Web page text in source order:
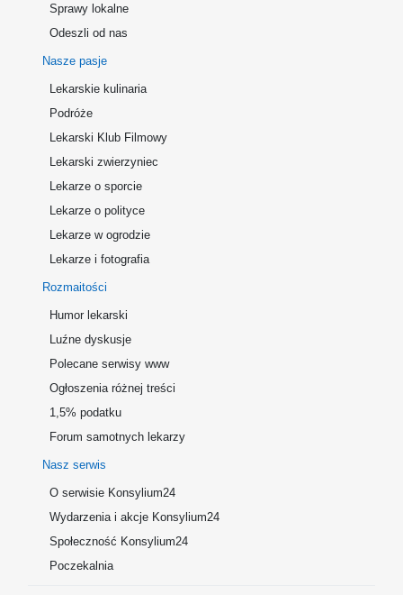
Sprawy lokalne
Odeszli od nas
Nasze pasje
Lekarskie kulinaria
Podróże
Lekarski Klub Filmowy
Lekarski zwierzyniec
Lekarze o sporcie
Lekarze o polityce
Lekarze w ogrodzie
Lekarze i fotografia
Rozmaitości
Humor lekarski
Luźne dyskusje
Polecane serwisy www
Ogłoszenia różnej treści
1,5% podatku
Forum samotnych lekarzy
Nasz serwis
O serwisie Konsylium24
Wydarzenia i akcje Konsylium24
Społeczność Konsylium24
Poczekalnia